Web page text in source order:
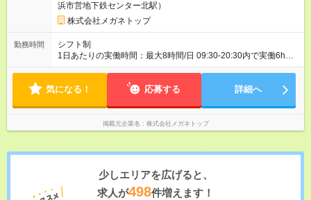
浜市営地下鉄センター北駅）
株式会社メガネトップ
勤務時間
シフト制
1日あたりの実働時間：最大8時間/日 09:30-20:30内で実働6h
※1日6h以上、 土日含む週3日以上勤務できる方 （シフト例） パ
ワーク不可
気になる！ 応募する 詳細へ
掲載元企業名 株式会社メガネトップ
少しエリアを広げると、
求人が498件増えます！